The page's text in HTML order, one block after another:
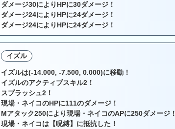
ダメージ30によりHPに30ダメージ！
ダメージ24によりHPに24ダメージ！
ダメージ24によりHPに24ダメージ！
イズル
イズルは(-14.000, -7.500, 0.000)に移動！
イズルのアクティブスキル2！
スプラッシュ2！
現場・ネイコのHPに111のダメージ！
Mアタック250により現場・ネイコのAPに250ダメージ！
現場・ネイコは【呪縛】に抵抗した！